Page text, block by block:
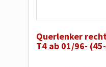
Querlenker
T4 ab 01/96-